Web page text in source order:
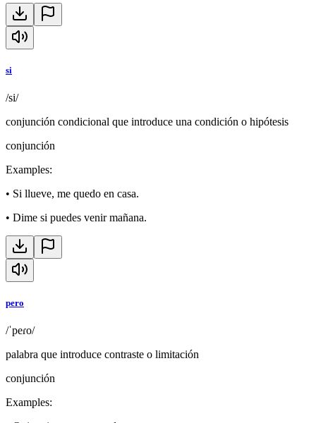
si
/si/
conjunción condicional que introduce una condición o hipótesis
conjunción
Examples:
• Si llueve, me quedo en casa.
• Dime si puedes venir mañana.
pero
/ˈpeɾo/
palabra que introduce contraste o limitación
conjunción
Examples: